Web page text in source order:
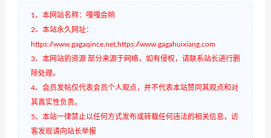
1、本网站名称：嘎嘎会响
2、本站永久网址：
https://www.gagaqince.net,https://www.gagahuixiang.com
3、本网站的资源 部分来源于网络，如有侵权，请联系站长进行删
除处理。
4、会员发帖仅代表会员个人观点，并不代表本站赞同其观点和对
其真实性负责。
5、本站一律禁止以任何方式发布或转载任何违法的相关信息，访
客发现请向站长举报